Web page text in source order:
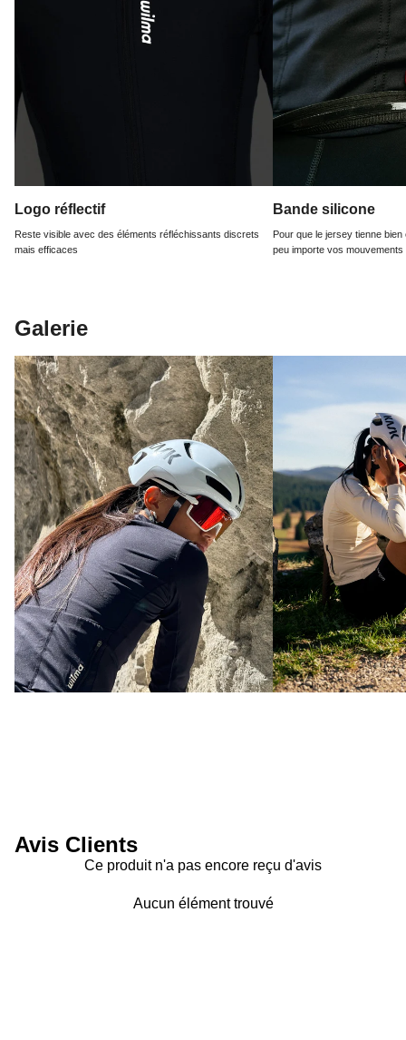
Logo réflectif
Reste visible avec des éléments réfléchissants discrets
mais efficaces
Bande silicone
Pour que le jersey tienne
peu importe vos mouvements
Galerie
Avis Clients
Ce produit n'a pas encore reçu d'avis
Aucun élément trouvé